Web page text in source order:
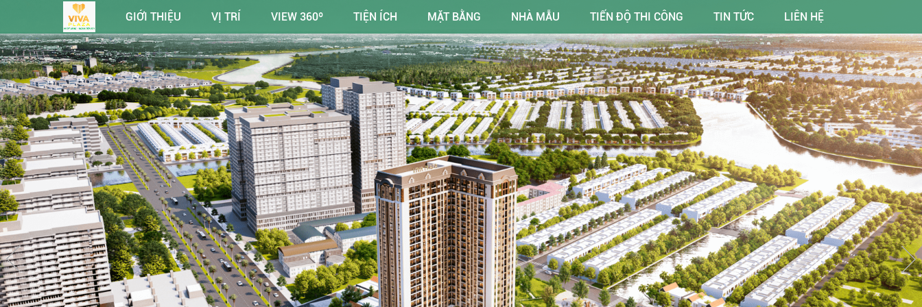
GIỚI THIỆU VỊ TRÍ VIEW 360º TIỆN ÍCH MẶT BẰNG NHÀ MẪU TIẾN ĐỘ THI CÔNG TIN TỨC LIÊN HỆ